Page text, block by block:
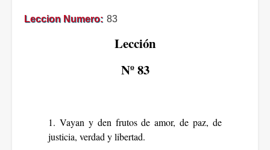
Leccion Numero 83
Lección
Nº83
1. Vayan y den frutos de amor, de paz, de
justicia, verdad y libertad.